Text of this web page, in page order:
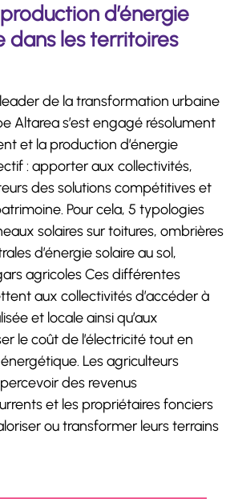
d’énergie
dans les territoires
de la transformation urbaine
Altarea s’est engagé résolument
et la production d’énergie
: apporter aux collectivités,
des solutions compétitives et
Pour cela, 5 typologies
solaires sur toitures, ombrières
d’énergie solaire au sol,
agricoles Ces différentes
aux collectivités d’accéder à
et locale ainsi qu’aux
le coût de l’électricité tout en
Les agriculteurs
des revenus
et les propriétaires fonciers
ou transformer leurs terrains